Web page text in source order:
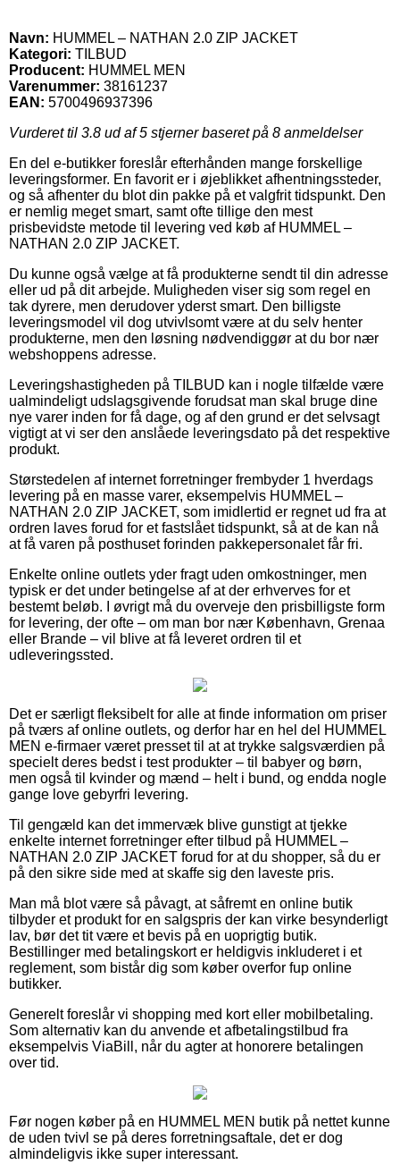
Navn: HUMMEL – NATHAN 2.0 ZIP JACKET
Kategori: TILBUD
Producent: HUMMEL MEN
Varenummer: 38161237
EAN: 5700496937396
Vurderet til 3.8 ud af 5 stjerner baseret på 8 anmeldelser
En del e-butikker foreslår efterhånden mange forskellige
leveringsformer. En favorit er i øjeblikket afhentningssteder,
og så afhenter du blot din pakke på et valgfrit tidspunkt. Den
er nemlig meget smart, samt ofte tillige den mest
prisbevidste metode til levering ved køb af HUMMEL –
NATHAN 2.0 ZIP JACKET.
Du kunne også vælge at få produkterne sendt til din adresse
eller ud på dit arbejde. Muligheden viser sig som regel en
tak dyrere, men derudover yderst smart. Den billigste
leveringsmodel vil dog utvivlsomt være at du selv henter
produkterne, men den løsning nødvendiggør at du bor nær
webshoppens adresse.
Leveringshastigheden på TILBUD kan i nogle tilfælde være
ualmindeligt udslagsgivende forudsat man skal bruge dine
nye varer inden for få dage, og af den grund er det selvsagt
vigtigt at vi ser den anslåede leveringsdato på det respektive
produkt.
Størstedelen af internet forretninger frembyder 1 hverdags
levering på en masse varer, eksempelvis HUMMEL –
NATHAN 2.0 ZIP JACKET, som imidlertid er regnet ud fra at
ordren laves forud for et fastslået tidspunkt, så at de kan nå
at få varen på posthuset forinden pakkepersonalet får fri.
Enkelte online outlets yder fragt uden omkostninger, men
typisk er det under betingelse af at der erhverves for et
bestemt beløb. I øvrigt må du overveje den prisbilligste form
for levering, der ofte – om man bor nær København, Grenaa
eller Brande – vil blive at få leveret ordren til et
udleveringssted.
Det er særligt fleksibelt for alle at finde information om priser
på tværs af online outlets, og derfor har en hel del HUMMEL
MEN e-firmaer været presset til at at trykke salgsværdien på
specielt deres bedst i test produkter – til babyer og børn,
men også til kvinder og mænd – helt i bund, og endda nogle
gange love gebyrfri levering.
Til gengæld kan det immervæk blive gunstigt at tjekke
enkelte internet forretninger efter tilbud på HUMMEL –
NATHAN 2.0 ZIP JACKET forud for at du shopper, så du er
på den sikre side med at skaffe sig den laveste pris.
Man må blot være så påvagt, at såfremt en online butik
tilbyder et produkt for en salgspris der kan virke besynderligt
lav, bør det tit være et bevis på en uoprigtig butik.
Bestillinger med betalingskort er heldigvis inkluderet i et
reglement, som bistår dig som køber overfor fup online
butikker.
Generelt foreslår vi shopping med kort eller mobilbetaling.
Som alternativ kan du anvende et afbetalingstilbud fra
eksempelvis ViaBill, når du agter at honorere betalingen
over tid.
Før nogen køber på en HUMMEL MEN butik på nettet kunne
de uden tvivl se på deres forretningsaftale, det er dog
almindeligvis ikke super interessant.